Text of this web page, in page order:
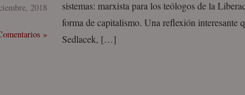
2018
»
sistemas: marxista para los teólogos de la
forma de capitalismo. Una reflexión interesante
Sedlacek, […]